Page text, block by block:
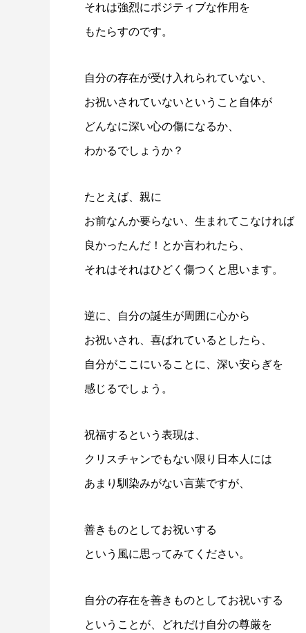
それは強烈にポジティブな作用を
もたらすのです。
自分の存在が受け入れられていない、
お祝いされていないということ自体が
どんなに深い心の傷になるか、
わかるでしょうか？
たとえば、親に
お前なんか要らない、生まれてこなければ
良かったんだ！とか言われたら、
それはそれはひどく傷つくと思います。
逆に、自分の誕生が周囲に心から
お祝いされ、喜ばれているとしたら、
自分がここにいることに、深い安らぎを
感じるでしょう。
祝福するという表現は、
クリスチャンでもない限り日本人には
あまり馴染みがない言葉ですが、
善きものとしてお祝いする
という風に思ってみてください。
自分の存在を善きものとしてお祝いする
ということが、どれだけ自分の尊厳を